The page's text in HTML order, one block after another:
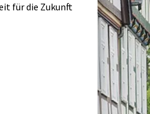
für die Zukunft